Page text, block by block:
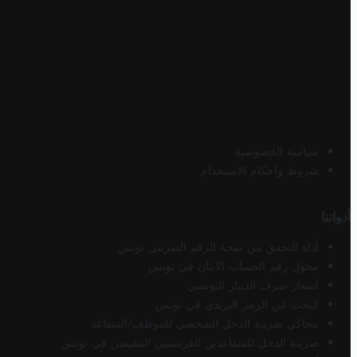
سياسة الخصوصية
شروط وأحكام الاستخدام
أدواتنا
أداة التحقق من صحة الرقم الضريبي تونس
محول رقم الحساب الآيبان في تونس
أسعار صرف الدينار التونسي
البحث عن الرمز البريدي في تونس
محاكي ضريبة الدخل الشخصي للموظف/المتقاعد
ضريبة الدخل للمتقاعدين الفرنسيين المقيمين في تونس